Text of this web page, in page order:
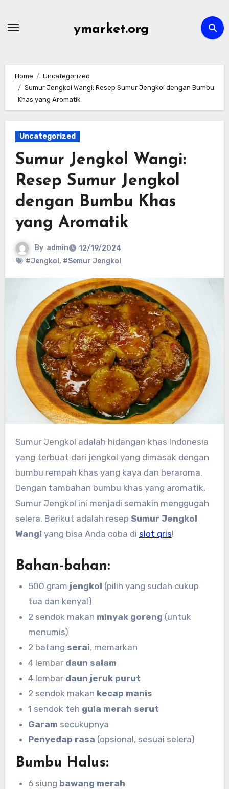
ymarket.org
Home
Uncategorized
Sumur Jengkol Wangi: Resep Sumur Jengkol dengan Bumbu
Khas yang Aromatik
Uncategorized
Sumur Jengkol Wangi:
Resep Sumur Jengkol
dengan Bumbu Khas
yang Aromatik
By admin
12/19/2024
#Jengkol , #Semur Jengkol
Sumur Jengkol adalah hidangan khas Indonesia
yang terbuat dari jengkol yang dimasak dengan
bumbu rempah khas yang kaya dan beraroma.
Dengan tambahan bumbu khas yang aromatik,
Sumur Jengkol ini menjadi semakin menggugah
selera. Berikut adalah resep Sumur Jengkol
Wangi yang bisa Anda coba di slot qris!
Bahan-bahan:
500 gram jengkol (pilih yang sudah cukup
tua dan kenyal)
2 sendok makan minyak goreng (untuk
menumis)
2 batang serai, memarkan
4 lembar daun salam
4 lembar daun jeruk purut
2 sendok makan kecap manis
1 sendok teh gula merah serut
Garam secukupnya
Penyedap rasa (opsional, sesuai selera)
Bumbu Halus:
6 siung bawang merah